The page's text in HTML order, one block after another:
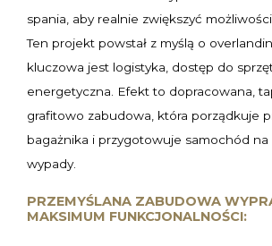
spania, aby realnie zwiększyć
Ten projekt powstał z myślą o
kluczowa jest logistyka, dostęp do
energetyczna. Efekt to dopracowana,
grafitowo zabudowa, która porządkuje
bagażnika i przygotowuje samochód na
wypady.
PRZEMYŚLANA ZABUDOWA
MAKSIMUM FUNKCJONALNOŚCI: